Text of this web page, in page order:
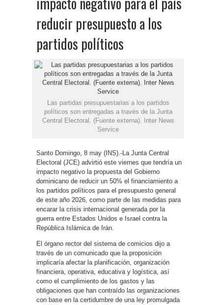
reducir presupuesto a los
partidos políticos
Las partidas presupuestarias a los partidos
políticos son entregadas a través de la Junta
Central Electoral. (Fuente externa). Inter News
Service
Santo Domingo, 8 may (INS).-La Junta Central
Electoral (JCE) advirtió este viernes que tendría un
impacto negativo la propuesta del Gobierno
dominicano de reducir un 50% el financiamiento a
los partidos políticos para el presupuesto general
de este año 2026, como parte de las medidas para
encarar la crisis internacional generada por la
guerra entre Estados Unidos e Israel contra la
República Islámica de Irán.
El órgano rector del sistema de comicios dijo a
través de un comunicado que la proposición
implicaría afectar la planificación, organización
financiera, operativa, educativa y logística, así
como el cumplimiento de los gastos y las
obligaciones que han contraído las organizaciones
con base en la certidumbre de una ley promulgada